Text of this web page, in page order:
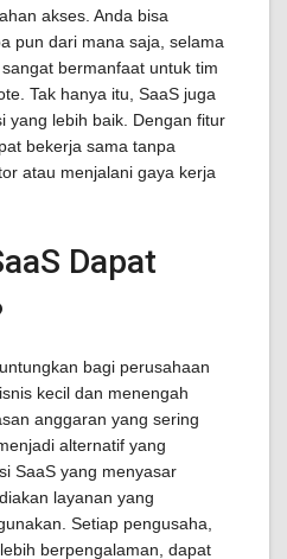
akses. Anda bisa
pun dari mana saja, selama
bermanfaat untuk tim
Tak hanya itu, SaaS juga
yang lebih baik. Dengan fitur
bekerja sama tanpa
atau menjalani gaya kerja
Dapat
bagi perusahaan
kecil dan menengah
anggaran yang sering
alternatif yang
SaaS yang menyasar
layanan yang
Setiap pengusaha,
berpengalaman, dapat